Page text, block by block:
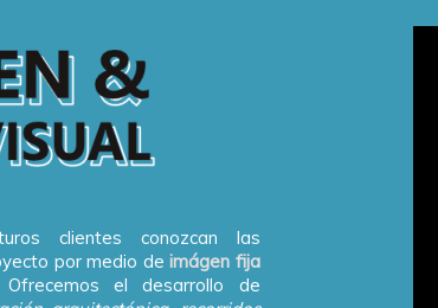
clientes conozcan las
por medio deimágen fija
Ofrecemos el desarrollo de